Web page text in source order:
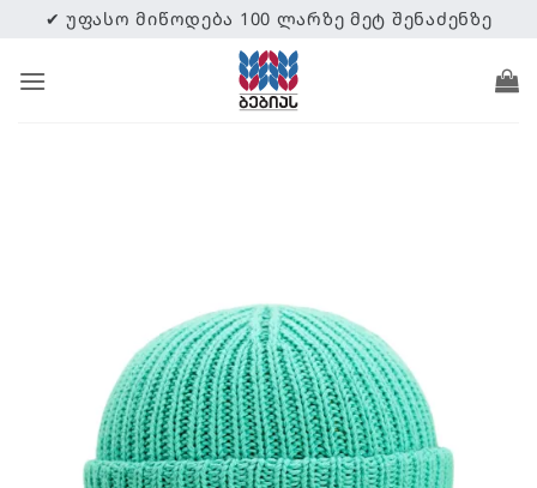
content
✔ ᲣᲤᲐᲡᲝ ᲛᲘᲬᲝᲓᲔᲑᲐ 100 ᲚᲐᲠᲖᲔ ᲛᲔᲢ ᲨᲔᲜᲐᲫᲔᲜᲖᲔ